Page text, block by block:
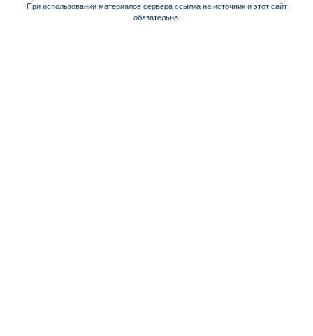
При использовании материалов сервера ссылка на источник и этот сайт
обязательна.